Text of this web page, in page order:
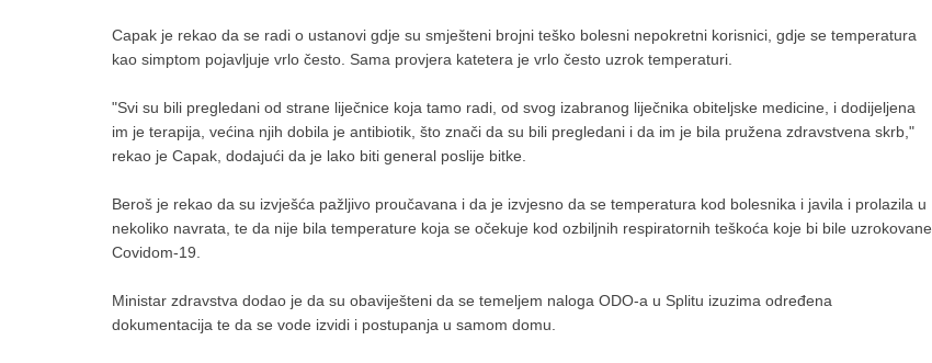
Capak je rekao da se radi o ustanovi gdje su smješteni brojni teško bolesni nepokretni korisnici, gdje se temperatura
kao simptom pojavljuje vrlo često. Sama provjera katetera je vrlo često uzrok temperaturi.
"Svi su bili pregledani od strane liječnice koja tamo radi, od svog izabranog liječnika obiteljske medicine, i dodijeljena
im je terapija, većina njih dobila je antibiotik, što znači da su bili pregledani i da im je bila pružena zdravstvena skrb,"
rekao je Capak, dodajući da je lako biti general poslije bitke.
Beroš je rekao da su izvješća pažljivo proučavana i da je izvjesno da se temperatura kod bolesnika i javila i prolazila u
nekoliko navrata, te da nije bila temperature koja se očekuje kod ozbiljnih respiratornih teškoća koje bi bile uzrokovane
Covidom-19.
Ministar zdravstva dodao je da su obaviješteni da se temeljem naloga ODO-a u Splitu izuzima određena
dokumentacija te da se vode izvidi i postupanja u samom domu.